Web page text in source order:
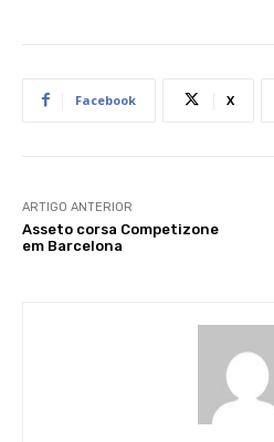
Facebook X
ARTIGO ANTERIOR
Asseto corsa Competizone
em Barcelona